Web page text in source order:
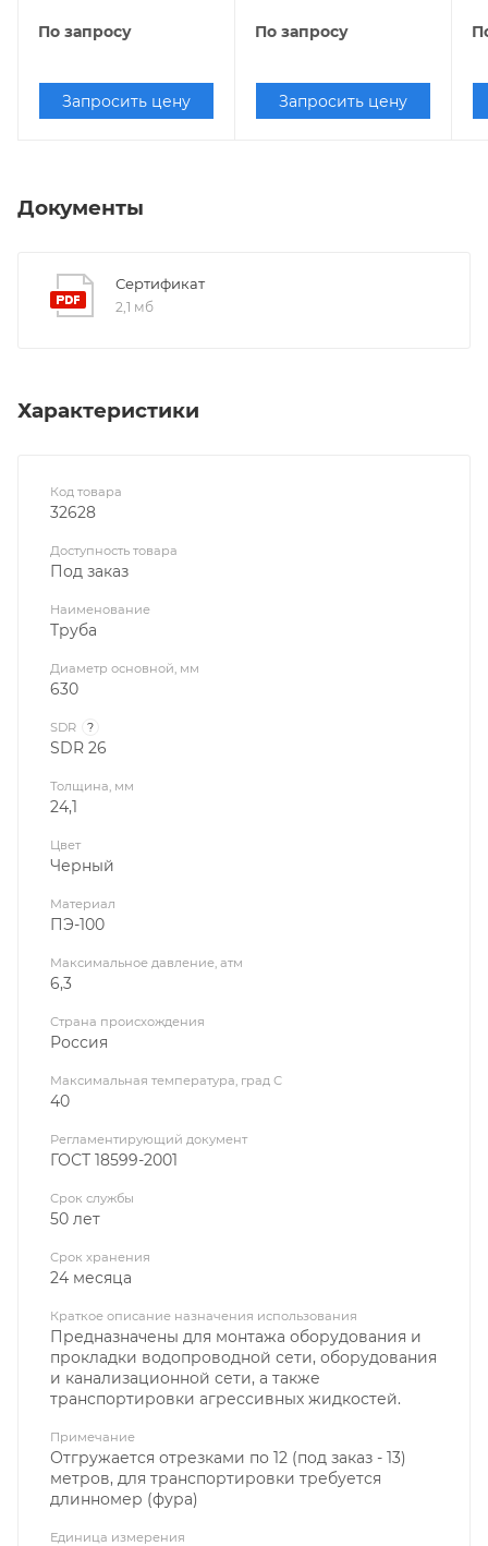
По запросу
Запросить цену
По запросу
Запросить цену
Документы
Сертификат
2,1 мб
Характеристики
Код товара
32628
Доступность товара
Под заказ
Наименование
Труба
Диаметр основной, мм
630
SDR ?
SDR 26
Толщина, мм
24,1
Цвет
Черный
Материал
ПЭ-100
Максимальное давление, атм
6,3
Страна происхождения
Россия
Максимальная температура, град С
40
Регламентирующий документ
ГОСТ 18599-2001
Срок службы
50 лет
Срок хранения
24 месяца
Краткое описание назначения использования
Предназначены для монтажа оборудования и
прокладки водопроводной сети, оборудования
и канализационной сети, а также
транспортировки агрессивных жидкостей.
Примечание
Отгружается отрезками по 12 (под заказ - 13)
метров, для транспортировки требуется
длинномер (фура)
Единица измерения